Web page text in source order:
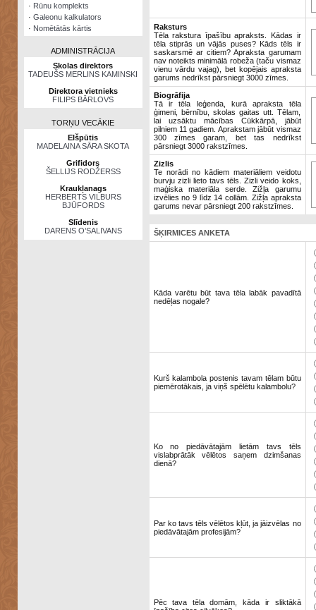
· Rūnu komplekts
· Galeonu kalkulators
· Nomētātās kārtis
ADMINISTRĀCIJA
Skolas direktors
TADEUŠS MERLINS KAMINSKI
Direktora vietnieks
FILIPS BĀRLOVS
TORŅU VECĀKIE
Elšpūtis
MADELAINA SĀRA SKOTA
Grifidors
ŠELLIJS RODŽERSS
Kraukļanags
HERBERTS VILBURS
BJŪFORDS
Slīdenis
DARENS O’SALIVANS
Raksturs
Tēla rakstura īpašību apraksts. Kādas ir
tēla stiprās un vājās puses? Kāds tēls ir
saskarsmē ar citiem? Apraksta garumam
nav noteikts minimālā robeža (taču vismaz
vienu vārdu vajag), bet kopējais apraksta
garums nedrīkst pārsniegt 3000 zīmes.
Biogrāfija
Tā ir tēla leģenda, kurā apraksta tēla
ģimeni, bērnību, skolas gaitas utt. Tēlam,
lai uzsāktu mācības Cūkkārpā, jābūt
pilniem 11 gadiem. Aprakstam jābūt vismaz
300 zīmes garam, bet tas nedrīkst
pārsniegt 3000 rakstzīmes.
Zizlis
Te norādi no kādiem materiāliem veidotu
burvju zizli lieto tavs tēls. Zizli veido koks,
maģiska materiāla serde. Zižļa garumu
izvēlies no 9 līdz 14 collām. Zižļa apraksta
garums nevar pārsniegt 200 rakstzīmes.
ŠĶIRMICES ANKETA
Kāda varētu būt tava tēla labāk pavadītā
nedēļas nogale?
Kurš kalambola postenis tavam tēlam būtu
piemērotākais, ja viņš spēlētu kalambolu?
Ko no piedāvātajām lietām tavs tēls
vislabprātāk vēlētos saņem dzimšanas
dienā?
Par ko tavs tēls vēlētos kļūt, ja jāizvēlas no
piedāvātajām profesijām?
Pēc tava tēla domām, kāda ir sliktākā